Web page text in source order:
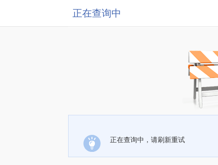
正在查询中
正在查询中，请刷新重试